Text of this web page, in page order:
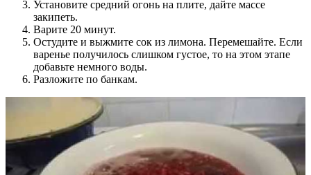
Установите средний огонь на плите, дайте массе
закипеть.
Варите 20 минут.
Остудите и выжмите сок из лимона. Перемешайте. Если
варенье получилось слишком густое, то на этом этапе
добавьте немного воды.
Разложите по банкам.